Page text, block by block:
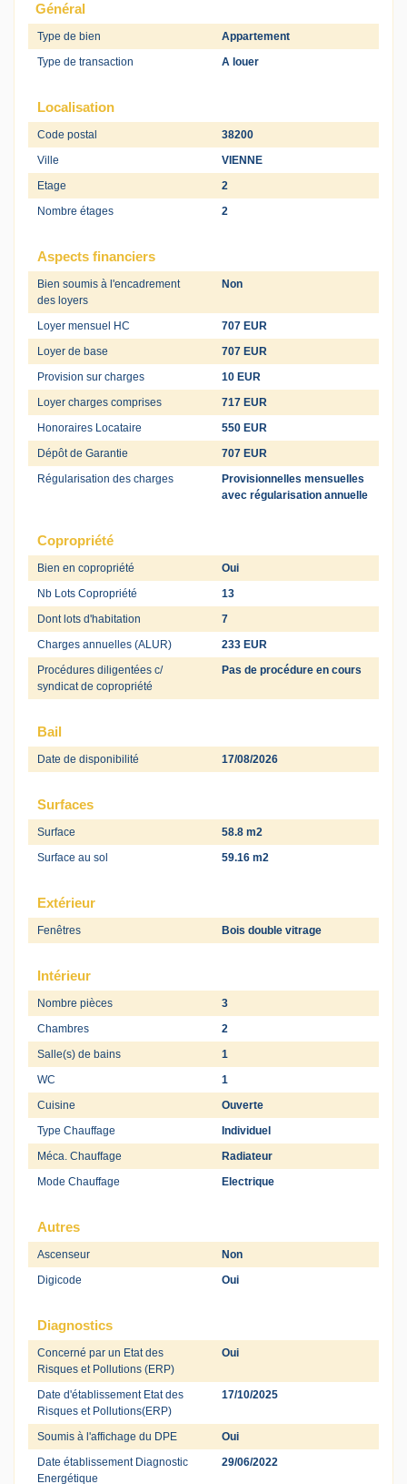
Général
Type de bien
Appartement
Type de transaction
A louer
Localisation
Code postal
38200
Ville
VIENNE
Etage
2
Nombre étages
2
Aspects financiers
Bien soumis à l'encadrement
des loyers
Non
Loyer mensuel HC
707 EUR
Loyer de base
707 EUR
Provision sur charges
10 EUR
Loyer charges comprises
717 EUR
Honoraires Locataire
550 EUR
Dépôt de Garantie
707 EUR
Régularisation des charges
Provisionnelles mensuelles
avec régularisation annuelle
Copropriété
Bien en copropriété
Oui
Nb Lots Copropriété
13
Dont lots d'habitation
7
Charges annuelles (ALUR)
233 EUR
Procédures diligentées c/
syndicat de copropriété
Pas de procédure en cours
Bail
Date de disponibilité 17/08/2026
Surfaces
Surface
58.8 m2
Surface au sol
59.16 m2
Extérieur
Fenêtres Bois double vitrage
Intérieur
Nombre pièces
3
Chambres
2
Salle(s) de bains
1
WC
1
Cuisine
Ouverte
Type Chauffage
Individuel
Méca. Chauffage
Radiateur
Mode Chauffage
Electrique
Autres
Ascenseur
Non
Digicode
Oui
Diagnostics
Concerné par un Etat des
Risques et Pollutions (ERP)
Oui
Date d'établissement Etat des
Risques et Pollutions(ERP)
17/10/2025
Soumis à l'affichage du DPE
Oui
Date établissement Diagnostic
Energétique
29/06/2022